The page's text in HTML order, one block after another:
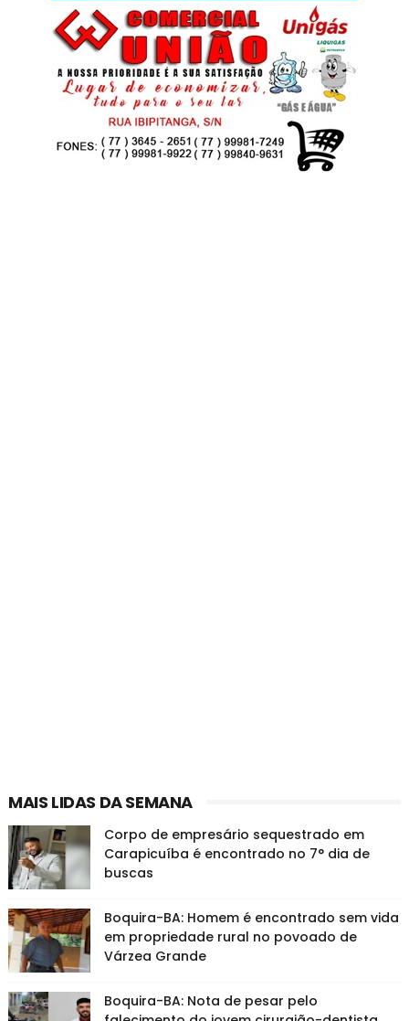
MAIS LIDAS DA SEMANA
Corpo de empresário sequestrado em
Carapicuíba é encontrado no 7° dia de
buscas
Boquira-BA: Homem é encontrado sem vida
em propriedade rural no povoado de
Várzea Grande
Boquira-BA: Nota de pesar pelo